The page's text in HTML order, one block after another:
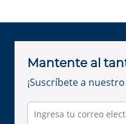
Mantente al
¡Suscríbete a